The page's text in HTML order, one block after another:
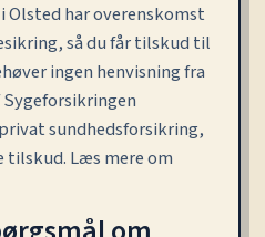
har overenskomst
så du får tilskud til
ingen henvisning fra
sundhedsforsikring,
tilskud. Læs mere om